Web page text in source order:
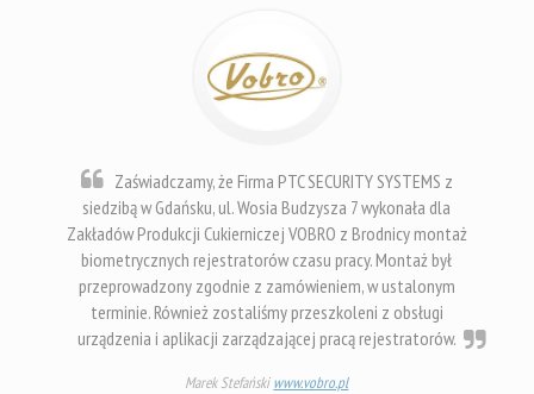
Zaświadczamy, że Firma PTC SECURITY SYSTEMS z
siedzibą w Gdańsku, ul. Wosia Budzysza 7 wykonała dla
Zakładów Produkcji Cukierniczej VOBRO z Brodnicy montaż
biometrycznych rejestratorów czasu pracy. Montaż był
przeprowadzony zgodnie z zamówieniem, w ustalonym
terminie. Również zostaliśmy przeszkoleni z obsługi
urządzenia i aplikacji zarządzającej pracą rejestratorów.
Marek Stefańskiwww.vobro.pl